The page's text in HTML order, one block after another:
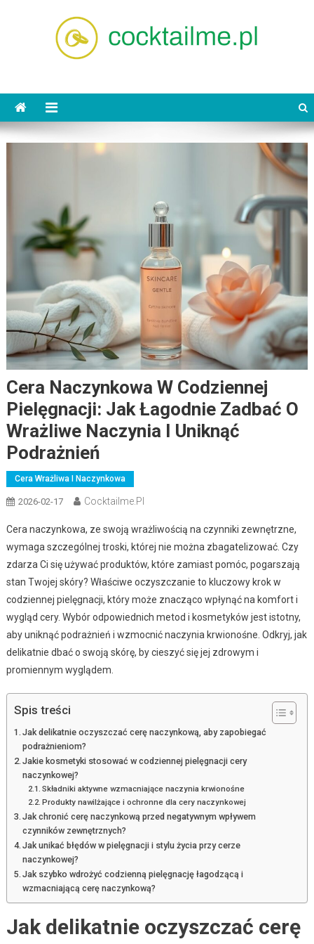
Cera Naczynkowa W Codziennej
Pielęgnacji: Jak Łagodnie Zadbać O
Wrażliwe Naczynia I Uniknąć
Podrażnień
Cera Wrażliwa I Naczynkowa
2026-02-17 Cocktailme.pl
Cera naczynkowa, ze swoją wrażliwością na czynniki zewnętrzne,
wymaga szczególnej troski, której nie można zbagatelizować. Czy
zdarza Ci się używać produktów, które zamiast pomóc, pogarszają
stan Twojej skóry? Właściwe oczyszczanie to kluczowy krok w
codziennej pielęgnacji, który może znacząco wpłynąć na komfort i
wygląd cery. Wybór odpowiednich metod i kosmetyków jest istotny,
aby uniknąć podrażnień i wzmocnić naczynia krwionośne. Odkryj, jak
delikatnie dbać o swoją skórę, by cieszyć się jej zdrowym i
promiennym wyglądem.
Spis treści
Jak delikatnie oczyszczać cerę naczynkową, aby zapobiegać
podrażnieniom?
Jakie kosmetyki stosować w codziennej pielęgnacji cery
naczynkowej?
Składniki aktywne wzmacniające naczynia krwionośne
Produkty nawilżające i ochronne dla cery naczynkowej
Jak chronić cerę naczynkową przed negatywnym wpływem
czynników zewnętrznych?
Jak unikać błędów w pielęgnacji i stylu życia przy cerze
naczynkowej?
Jak szybko wdrożyć codzienną pielęgnację łagodzącą i
wzmacniającą cerę naczynkową?
Jak delikatnie oczyszczać cerę